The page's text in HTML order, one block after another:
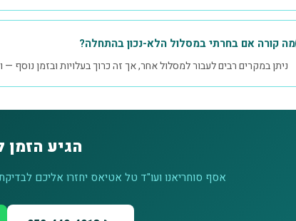
מה קורה אם בחרתי במסלול הלא-נכון בהתחלה?
ניתן במקרים רבים לעבור למסלול אחר, אך זה כרוך בעלויות ובזמן נוסף
הגיע הזמן
אסף סוחריאנו ועו"ד טל אטיאס יחזרו אליכם